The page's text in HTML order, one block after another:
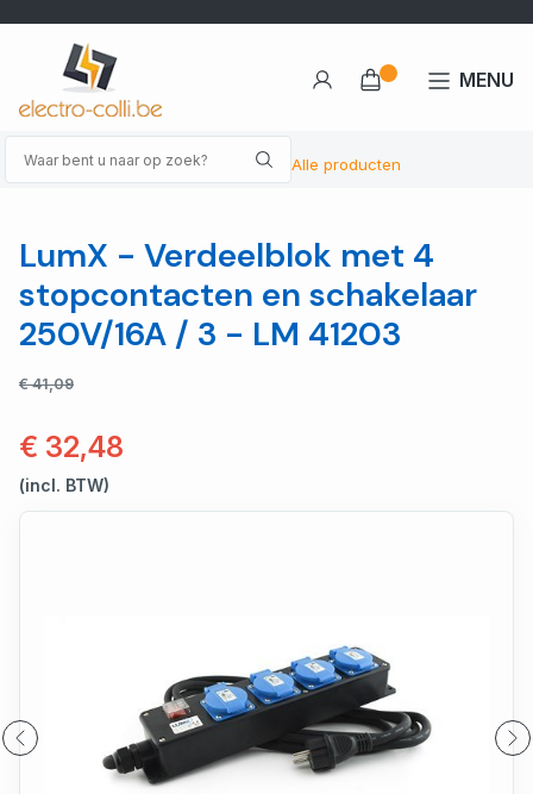
Alle producten
MENU
LumX - Verdeelblok met 4
stopcontacten en schakelaar
250V/16A / 3 - LM 41203
€ 41,09
€ 32,48
(incl. BTW)